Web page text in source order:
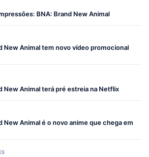
BNA: Brand New Animal
New Animal tem novo vídeo promocional
New Animal terá pré estreia na Netflix
New Animal é o novo anime que chega em